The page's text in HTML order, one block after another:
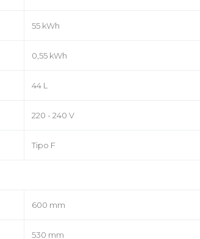
55 kWh
0,55 kWh
44 L
220 - 240 V
Tipo F
600 mm
530 mm